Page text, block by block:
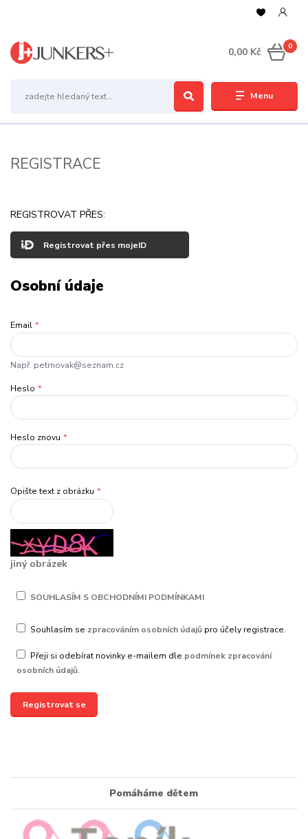
Menu
0
0,00 Kč
Pomáháme dětem
REGISTRACE
REGISTROVAT PŘES:
Registrovat přes mojeID
Osobní údaje
Email *
Např. petrnovak@seznam.cz
Heslo *
Heslo znovu *
Opište text z obrázku *
jiný obrázek
SOUHLASÍM S OBCHODNÍMI PODMÍNKAMI
Souhlasím se zpracováním osobních údajůpro účely registrace.
Přeji si odebírat novinky e-mailem dle podmínek zpracování
osobních údajů.
Registrovat se